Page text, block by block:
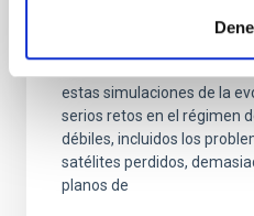
La formación y evolución
estas simulaciones de la
serios retos en el régimen
débiles, incluidos los
satélites perdidos,
planos de